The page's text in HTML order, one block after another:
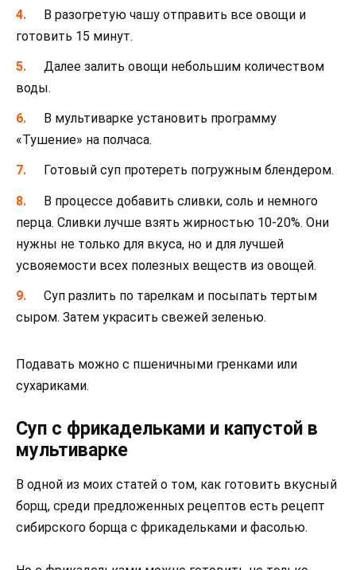
В разогретую чашу отправить все овощи и
готовить 15 минут.
Далее залить овощи небольшим количеством
воды.
В мультиварке установить программу
«Тушение» на полчаса.
Готовый суп протереть погружным блендером.
В процессе добавить сливки, соль и немного
перца. Сливки лучше взять жирностью 10-20%. Они
нужны не только для вкуса, но и для лучшей
усвояемости всех полезных веществ из овощей.
Суп разлить по тарелкам и посыпать тертым
сыром. Затем украсить свежей зеленью.
Подавать можно с пшеничными гренками или
сухариками.
Суп с фрикадельками и капустой в
мультиварке
В одной из моих статей о том, как готовить вкусный
борщ, среди предложенных рецептов есть рецепт
сибирского борща с фрикадельками и фасолью.